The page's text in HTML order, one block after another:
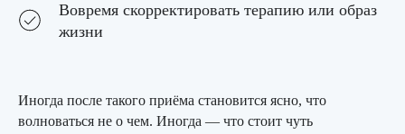
Вовремя скорректировать терапию или образ
жизни
Иногда после такого приёма становится ясно, что
волноваться не о чем. Иногда — что стоит чуть